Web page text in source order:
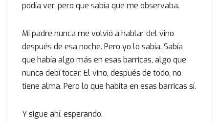
podía ver, pero que sabía que me observaba.
Mi padre nunca me volvió a hablar del vino
después de esa noche. Pero yo lo sabía. Sabía
que había algo más en esas barricas, algo que
nunca debí tocar. El vino, después de todo, no
tiene alma. Pero lo que habita en esas barricas sí.
Y sigue ahí, esperando.